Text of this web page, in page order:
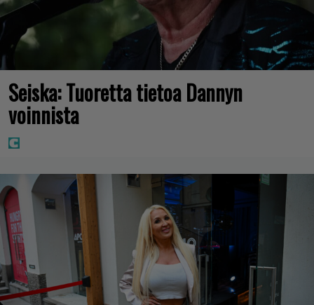
Seiska: Tuoretta tietoa Dannyn
voinnista